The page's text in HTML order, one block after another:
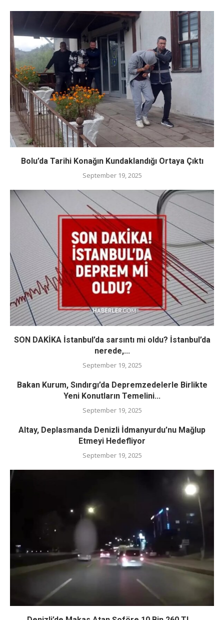
Bolu’da Tarihi Konağın Kundaklandığı Ortaya Çıktı
September 19, 2025
SON DAKİKA İstanbul’da sarsıntı mi oldu? İstanbul’da
nerede,...
September 19, 2025
Bakan Kurum, Sındırgı’da Depremzedelerle Birlikte
Yeni Konutların Temelini...
September 19, 2025
Altay, Deplasmanda Denizli İdmanyurdu’nu Mağlup
Etmeyi Hedefliyor
September 19, 2025